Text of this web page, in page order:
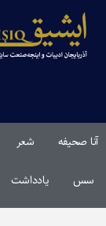
آنا صحیفه شعر
سس یادداشت